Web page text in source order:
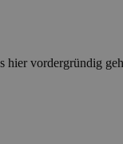
vordergründig